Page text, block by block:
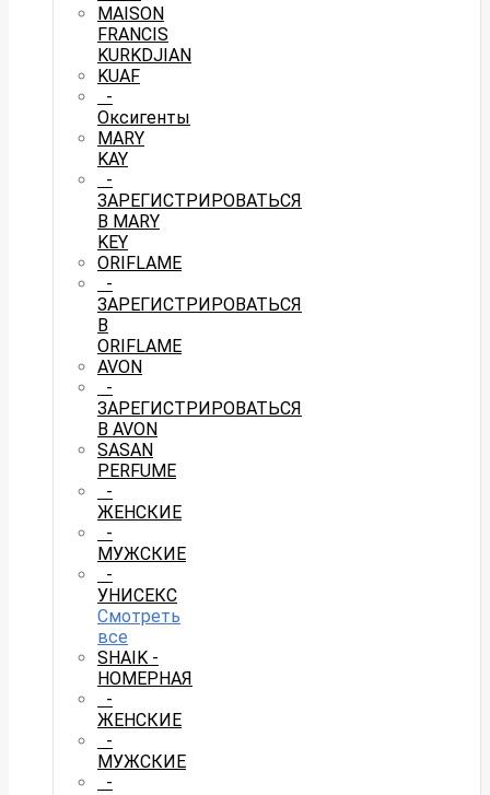
MAISON
FRANCIS
KURKDJIAN
KUAF
-
Оксигенты
MARY
KAY
-
ЗАРЕГИСТРИРОВАТЬСЯ
В MARY
KEY
ORIFLAME
-
ЗАРЕГИСТРИРОВАТЬСЯ
В
ORIFLAME
AVON
-
ЗАРЕГИСТРИРОВАТЬСЯ
В AVON
SASAN
PERFUME
-
ЖЕНСКИЕ
-
МУЖСКИЕ
-
УНИСЕКС
Смотреть
все
SHAIK -
НОМЕРНАЯ
-
ЖЕНСКИЕ
-
МУЖСКИЕ
-